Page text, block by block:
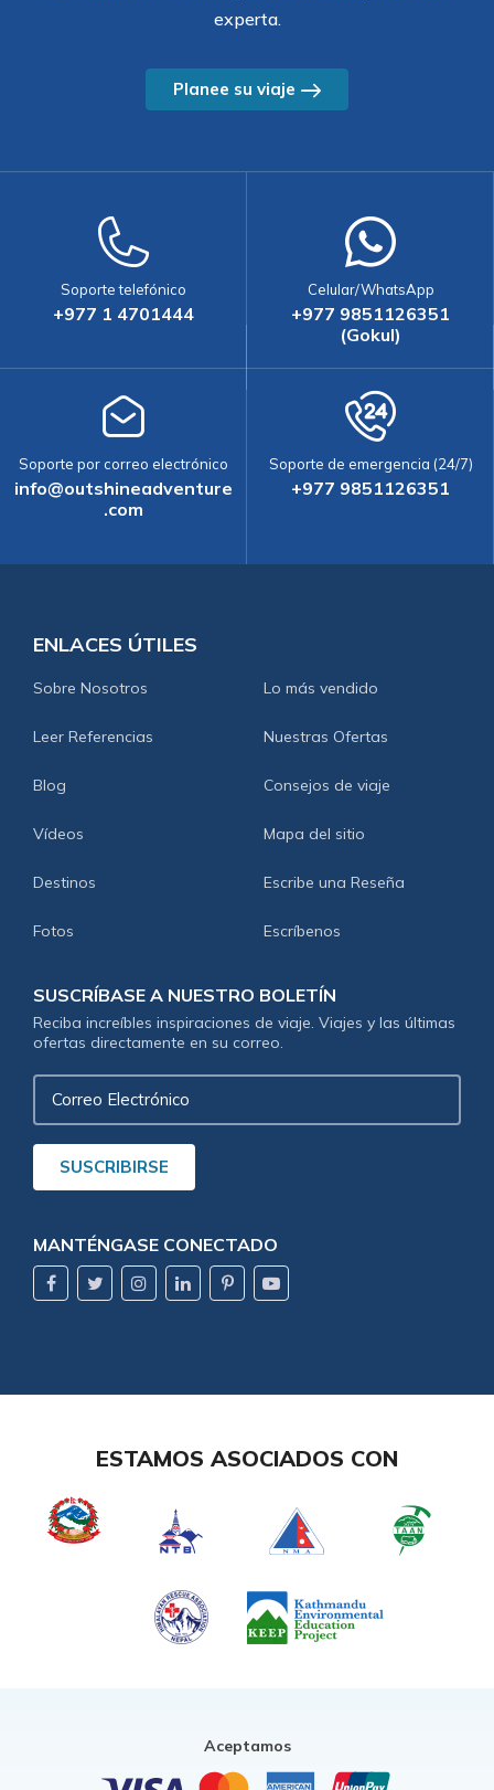
experta.
Planee su viaje
Soporte telefónico
+977 1 4701444
Celular/WhatsApp
+977 9851126351
(Gokul)
Soporte por correo electrónico
info@outshineadventure
.com
Soporte de emergencia (24/7)
+977 9851126351
ENLACES ÚTILES
Sobre Nosotros Lo más vendido
Leer Referencias Nuestras Ofertas
Blog Consejos de viaje
Vídeos Mapa del sitio
Destinos Escribe una Reseña
Fotos Escríbenos
SUSCRÍBASE A NUESTRO BOLETÍN
Reciba increíbles inspiraciones de viaje. Viajes y las últimas
ofertas directamente en su correo.
Correo
Electrónico
SUSCRIBIRSE
MANTÉNGASE CONECTADO
ESTAMOS ASOCIADOS CON
Aceptamos